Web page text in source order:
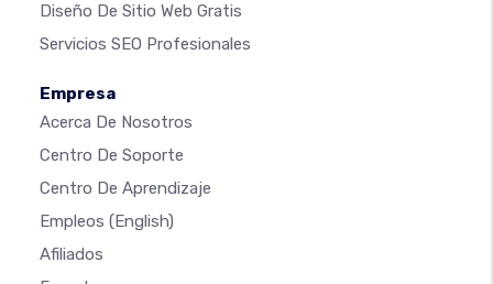
Diseño De Sitio Web Gratis
Servicios SEO Profesionales
Empresa
Acerca De Nosotros
Centro De Soporte
Centro De Aprendizaje
Empleos (English)
Afiliados